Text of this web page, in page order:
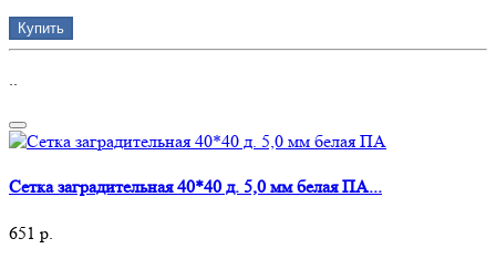
Купить
..
Сетка заградительная 40*40 д. 5,0 мм белая ПА...
651 р.